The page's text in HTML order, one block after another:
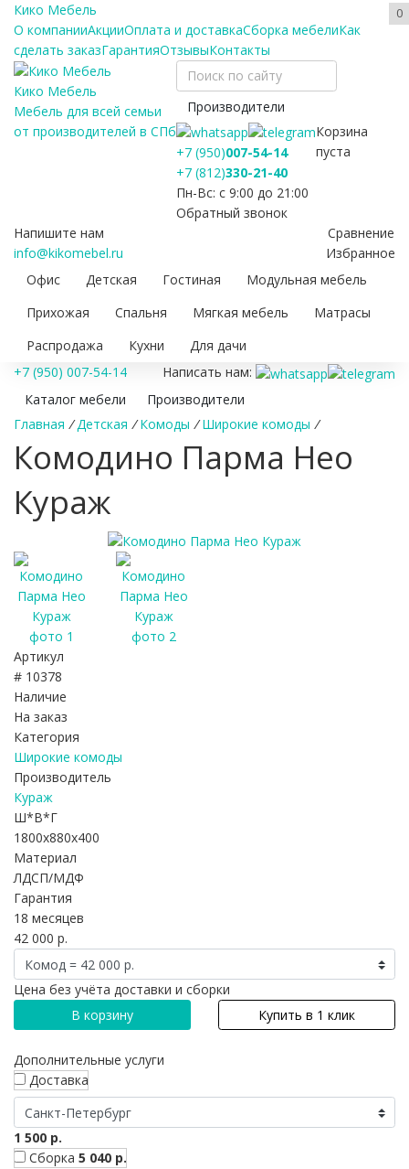
Кико Мебель 0
О компанииАкцииОплата и доставкаСборка мебелиКак
сделать заказГарантияОтзывыКонтакты
Кико Мебель
Мебель для всей семьи
от производителей в СПб
Производители
+7 (950)007-54-14
+7 (812)330-21-40
Пн-Вс: с 9:00 до 21:00
Обратный звонок
Напишите нам
info@kikomebel.ru
Сравнение
Избранное
Корзина
пуста
Офис Детская Гостиная
Модульная мебель
Прихожая
Спальня Мягкая мебель
Матрасы
Распродажа
Кухни
Для дачи
+7 (950) 007-54-14
Написать нам:
Каталог мебели
Производители
Главная / Детская / Комоды / Широкие комоды /
Комодино Парма Нео
Кураж
Артикул
# 10378
Наличие
На заказ
Категория
Широкие комоды
Производитель
Кураж
Ш*В*Г
1800x880x400
Материал
ЛДСП/МДФ
Гарантия
18 месяцев
42 000 р.
Цена без учёта доставки и сборки
В корзину
Купить в 1 клик
Дополнительные услуги
Доставка
1 500 р.
Сборка 5 040 р.